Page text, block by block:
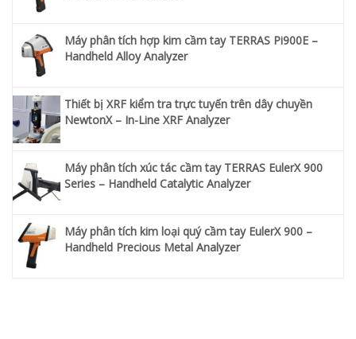
Máy phân tích hợp kim cầm tay TERRAS Pi900E –
Handheld Alloy Analyzer
Thiết bị XRF kiểm tra trực tuyến trên dây chuyền
NewtonX – In-Line XRF Analyzer
Máy phân tích xúc tác cầm tay TERRAS EulerX 900
Series – Handheld Catalytic Analyzer
Máy phân tích kim loại quý cầm tay EulerX 900 –
Handheld Precious Metal Analyzer